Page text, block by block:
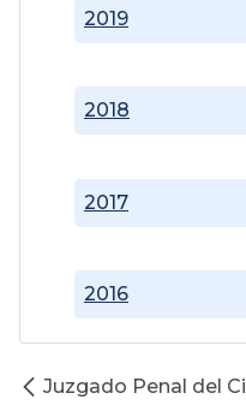
2016
2017
2018
2019
Juzgado Penal del